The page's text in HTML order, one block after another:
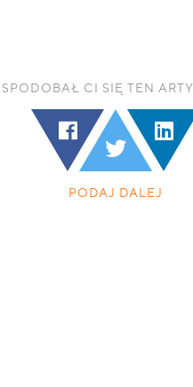
SPODOBAŁ CI SIĘ TEN
PODAJ DALEJ